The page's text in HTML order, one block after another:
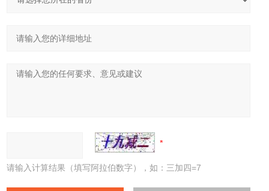
请输入计算结果（填写阿拉伯数字），如：三加四=7